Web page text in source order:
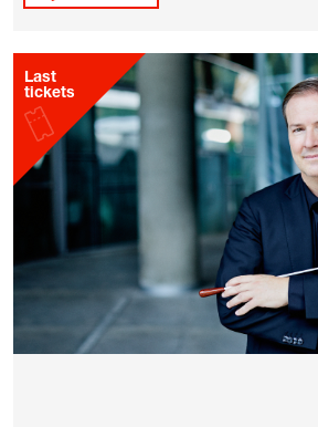
Last
tickets